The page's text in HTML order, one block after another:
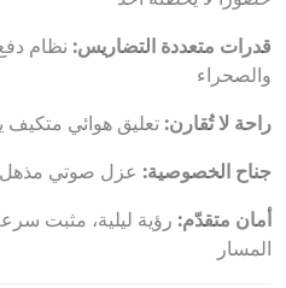
قدرات متعددة التضاريس: نظام
والصحراء
راحة لا تُقارن: تعليق هوائي متكيف
جناح الخصوصية: عزل صوتي مذهل
أمان متقدّم: رؤية ليلية، مثبت
المسار